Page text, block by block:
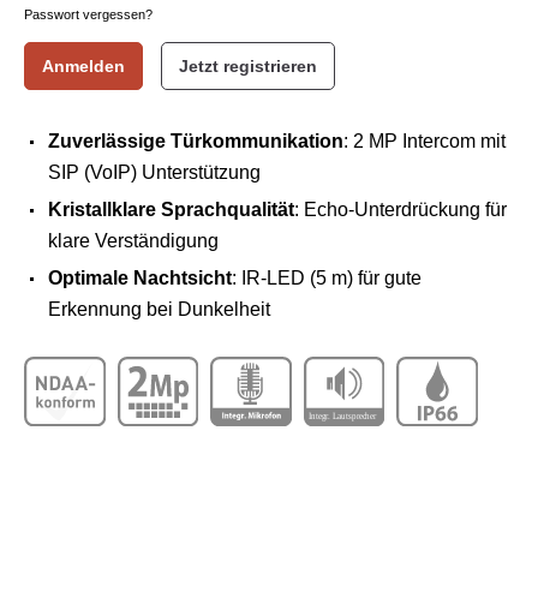
Passwort vergessen?
Anmelden Jetzt registrieren
Zuverlässige Türkommunikation: 2 MP Intercom mit
SIP (VoIP) Unterstützung
Kristallklare Sprachqualität: Echo-Unterdrückung für
klare Verständigung
Optimale Nachtsicht: IR-LED (5 m) für gute
Erkennung bei Dunkelheit